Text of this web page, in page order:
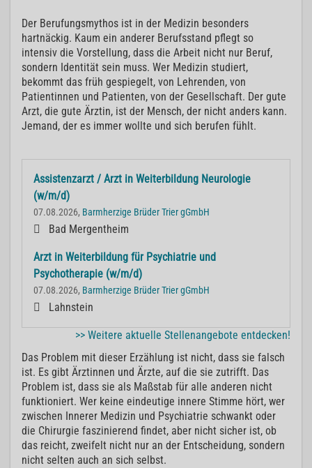
Der Berufungsmythos ist in der Medizin besonders
hartnäckig. Kaum ein anderer Berufsstand pflegt so
intensiv die Vorstellung, dass die Arbeit nicht nur Beruf,
sondern Identität sein muss. Wer Medizin studiert,
bekommt das früh gespiegelt, von Lehrenden, von
Patientinnen und Patienten, von der Gesellschaft. Der gute
Arzt, die gute Ärztin, ist der Mensch, der nicht anders kann.
Jemand, der es immer wollte und sich berufen fühlt.
Assistenzarzt / Arzt in Weiterbildung Neurologie
(w/m/d)
07.08.2026, Barmherzige Brüder Trier gGmbH
Bad Mergentheim
Arzt in Weiterbildung für Psychiatrie und
Psychotherapie (w/m/d)
07.08.2026, Barmherzige Brüder Trier gGmbH
Lahnstein
>> Weitere aktuelle Stellenangebote entdecken!
Das Problem mit dieser Erzählung ist nicht, dass sie falsch
ist. Es gibt Ärztinnen und Ärzte, auf die sie zutrifft. Das
Problem ist, dass sie als Maßstab für alle anderen nicht
funktioniert. Wer keine eindeutige innere Stimme hört, wer
zwischen Innerer Medizin und Psychiatrie schwankt oder
die Chirurgie faszinierend findet, aber nicht sicher ist, ob
das reicht, zweifelt nicht nur an der Entscheidung, sondern
nicht selten auch an sich selbst.